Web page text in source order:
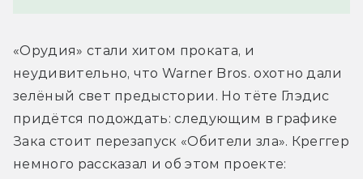
«Орудия» стали хитом проката, и
неудивительно, что Warner Bros. охотно дали
зелёный свет предыстории. Но тёте Глэдис
придётся подождать: следующим в графике
Зака стоит перезапуск «Обители зла».